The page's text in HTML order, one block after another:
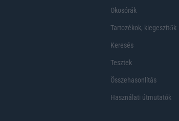
Okosórák
Tartozékok, kiegeszítők
Keresés
Tesztek
Összehasonlítás
Használati útmutatók